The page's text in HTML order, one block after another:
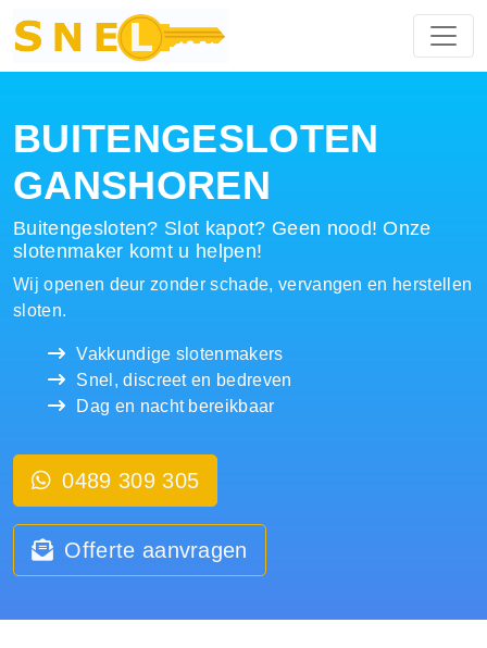
Hoofdnavigatie
BUITENGESLOTEN
GANSHOREN
Buitengesloten? Slot kapot? Geen nood! Onze
slotenmaker komt u helpen!
Wij openen deur zonder schade, vervangen en herstellen
sloten.
Vakkundige slotenmakers
Snel, discreet en bedreven
Dag en nacht bereikbaar
0489 309 305
Offerte aanvragen